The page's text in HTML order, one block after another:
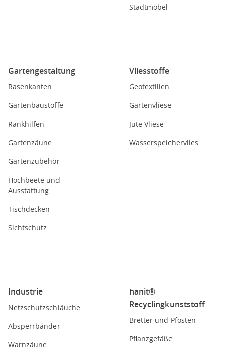
Stadtmöbel
Gartengestaltung
Rasenkanten
Gartenbaustoffe
Rankhilfen
Gartenzäune
Gartenzubehör
Hochbeete und
Ausstattung
Tischdecken
Sichtschutz
Vliesstoffe
Geotextilien
Gartenvliese
Jute Vliese
Wasserspeichervlies
Industrie
Netzschutzschläuche
Absperrbänder
Warnzäune
hanit®
Recyclingkunststoff
Bretter und Pfosten
Pflanzgefäße